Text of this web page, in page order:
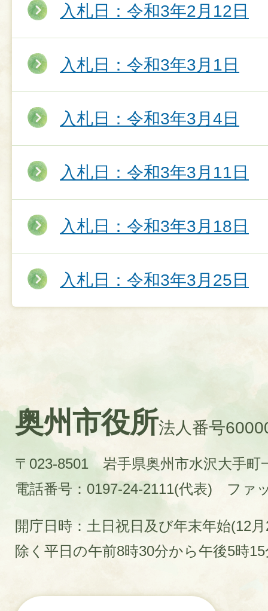
入札日：令和3年2月12日
入札日：令和3年3月1日
入札日：令和3年3月4日
入札日：令和3年3月11日
入札日：令和3年3月18日
入札日：令和3年3月25日
奥州市役所法人番号
〒023-8501 岩手県奥州市水沢大手町
電話番号：0197-24-2111(代表)
ファ
開庁日時：土日祝日及び年末年始(12
除く平日の午前8時30分から午後5時